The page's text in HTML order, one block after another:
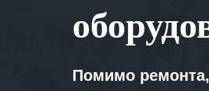
Помимо ремонта,